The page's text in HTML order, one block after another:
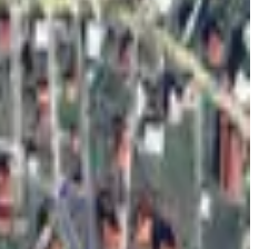
m²·19.04.2026
Ünlü